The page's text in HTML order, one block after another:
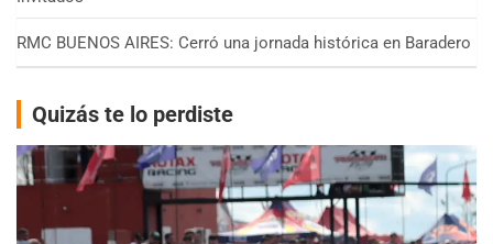
RMC BUENOS AIRES: Cerró una jornada histórica en Baradero
Quizás te lo perdiste